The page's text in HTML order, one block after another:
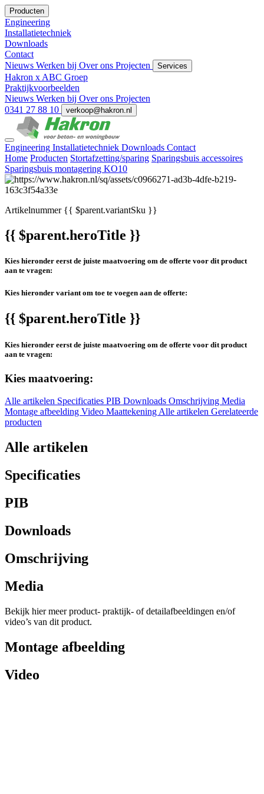
Producten
Engineering
Installatietechniek
Downloads
Contact
Nieuws Werken bij Over ons Projecten Services
Hakron x ABC Groep
Praktijkvoorbeelden
Nieuws Werken bij Over ons Projecten
0341 27 88 10
verkoop@hakron.nl
Engineering Installatietechniek Downloads Contact
Home Producten Stortafzetting/sparing Sparingsbuis accessoires
Sparingsbuis montagering KO10
Artikelnummer{{ $parent.variantSku }}
{{ $parent.heroTitle }}
Kies hieronder eerst de juiste maatvoering om de offerte voor dit product
aan te vragen:
Kies hieronder variant om toe te voegen aan de offerte:
{{ $parent.heroTitle }}
Kies hieronder eerst de juiste maatvoering om de offerte voor dit product
aan te vragen:
Kies maatvoering:
Alle artikelen Specificaties PIB Downloads Omschrijving Media
Montage afbeelding Video MaattekeningAlle artikelen Gerelateerde
producten
Alle artikelen
Specificaties
PIB
Downloads
Omschrijving
Media
Bekijk hier meer product- praktijk- of detailafbeeldingen en/of
video’s van dit product.
Montage afbeelding
Video